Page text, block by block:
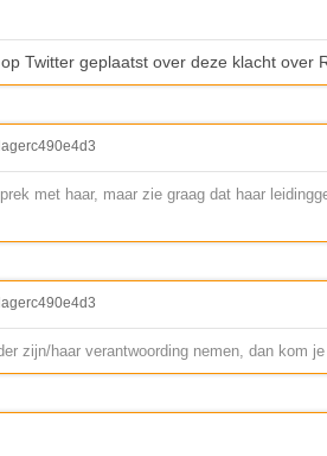
Twitter geplaatst over deze klacht over
met haar, maar zie graag dat haar
zijn/haar verantwoording nemen, dan kom